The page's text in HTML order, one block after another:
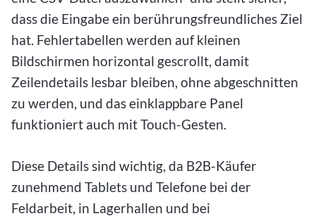
dass die Eingabe ein berührungsfreundliches Ziel
hat. Fehlertabellen werden auf kleinen
Bildschirmen horizontal gescrollt, damit
Zeilendetails lesbar bleiben, ohne abgeschnitten
zu werden, und das einklappbare Panel
funktioniert auch mit Touch-Gesten.
Diese Details sind wichtig, da B2B-Käufer
zunehmend Tablets und Telefone bei der
Feldarbeit, in Lagerhallen und bei